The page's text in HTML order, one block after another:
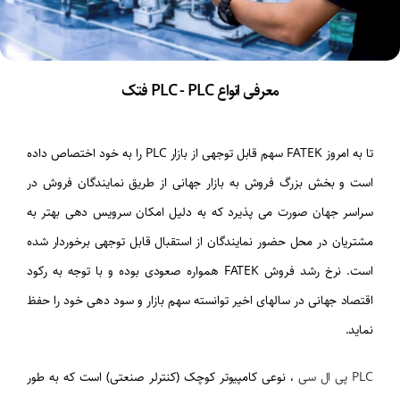
معرفی انواع PLC - PLC فتک
تا به امروزFATEK سهم قابل توجهی از بازارPLC را به خود اختصاص داده
است و بخش بزرگ فروش به بازار جهانی از طریق نمایندگان فروش در
سراسر جهان صورت می پذیرد که به دلیل امکان سرویس دهی بهتر به
مشتریان در محل حضور نمایندگان از استقبال قابل توجهی برخوردار شده
است. نرخ رشد فروش FATEK همواره صعودی بوده و با توجه به رکود
اقتصاد جهانی در سالهای اخیر توانسته سهم بازار و سود دهی خود را حفظ
نماید.
PLC پی ال سی
، نوعی کامپیوتر کوچک (کنترلر صنعتی) است که به طور